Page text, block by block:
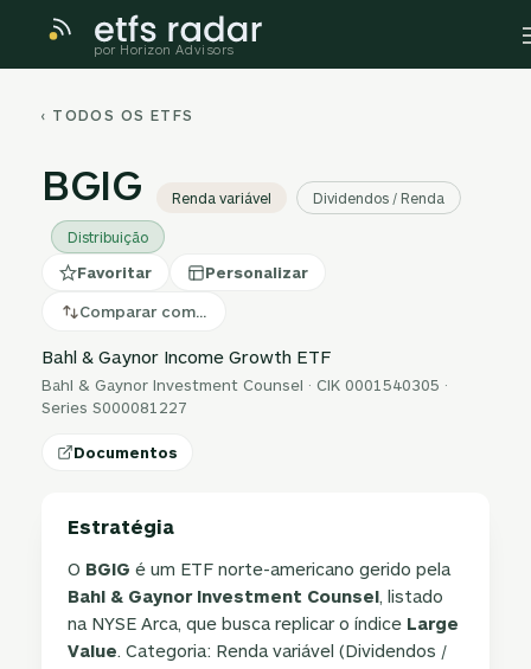
por Horizon Advisors
‹ TODOS OS ETFS
BGIG Renda variável Dividendos / Renda
Distribuição
Favoritar Personalizar
Comparar com…
Bahl & Gaynor Income Growth ETF
Bahl & Gaynor Investment Counsel · CIK 0001540305 ·
Series S000081227
Documentos
Estratégia
O BGIG é um ETF norte-americano gerido pela
Bahl & Gaynor Investment Counsel, listado
na NYSE Arca, que busca replicar o índice Large
Value. Categoria: Renda variável (Dividendos /